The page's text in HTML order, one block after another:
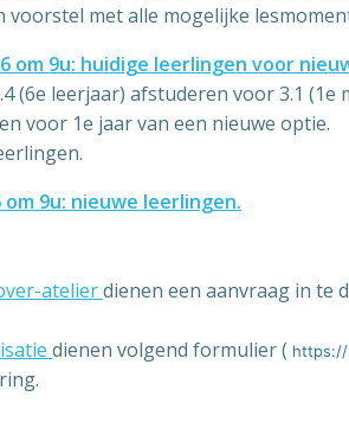
voorstel met alle mogelijke
om 9u: huidige leerlingen voor
(6e leerjaar) afstuderen voor 3.1 (1e
voor 1e jaar van een nieuwe optie.
9u: nieuwe leerlingen.
atelierdienen een aanvraag in te
dienen volgend formulier ( https://